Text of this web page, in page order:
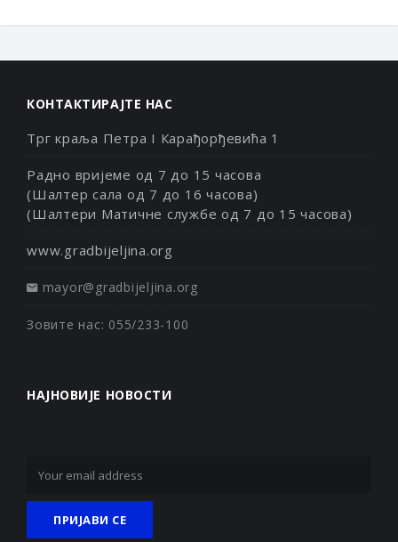
КОНТАКТИРАЈТЕ НАС
Трг краља Петра I Карађорђевића 1
Радно вријеме од 7 до 15 часова
(Шалтер сала од 7 до 16 часова)
(Шалтери Матичне службе од 7 до 15 часова)
www.gradbijeljina.org
mayor@gradbijeljina.org
Зовите нас: 055/233-100
НАЈНОВИЈЕ НОВОСТИ